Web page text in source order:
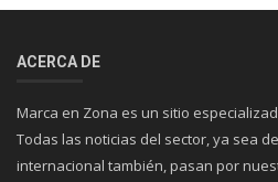
ACERCA DE
Marca en Zona es un sitio
Todas las noticias del sector, ya sea
internacional también, pasan por